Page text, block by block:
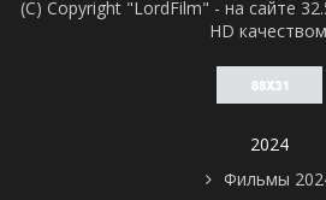
(C) Copyright "LordFilm" - на сайте
HD
2024
Фильмы